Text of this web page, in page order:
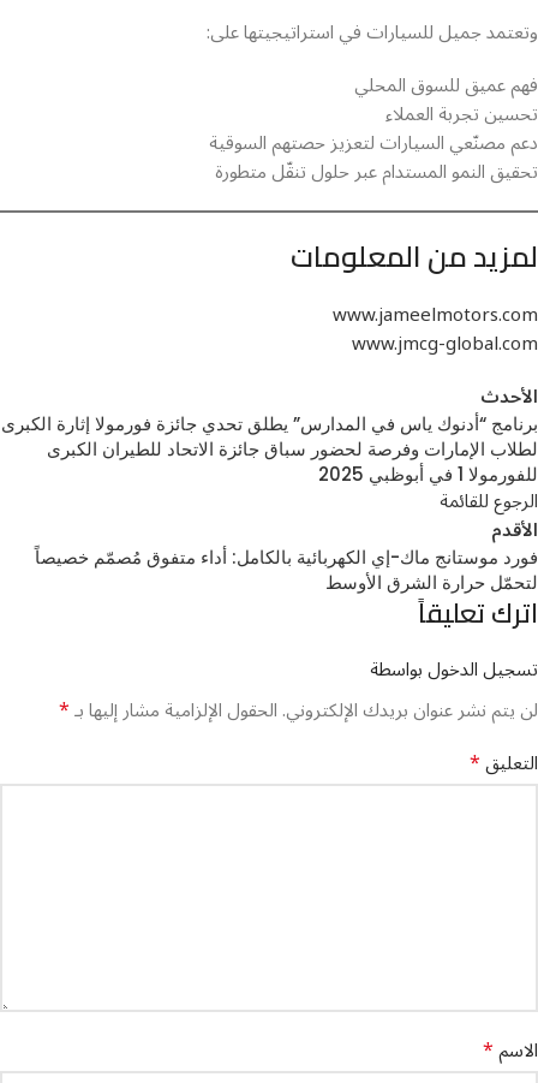
وتعتمد جميل للسيارات في استراتيجيتها على:
فهم عميق للسوق المحلي
تحسين تجربة العملاء
دعم مصنّعي السيارات لتعزيز حصتهم السوقية
تحقيق النمو المستدام عبر حلول تنقّل متطورة
لمزيد من المعلومات
www.jameelmotors.com
www.jmcg-global.com
الأحدث
برنامج “أدنوك ياس في المدارس” يطلق تحدي جائزة فورمولا إثارة الكبرى
لطلاب الإمارات وفرصة لحضور سباق جائزة الاتحاد للطيران الكبرى
للفورمولا 1 في أبوظبي 2025
الرجوع للقائمة
الأقدم
فورد موستانج ماك-إي الكهربائية بالكامل: أداء متفوق مُصمّم خصيصاً
لتحمّل حرارة الشرق الأوسط
اترك تعليقاً
تسجيل الدخول بواسطة
لن يتم نشر عنوان بريدك الإلكتروني.الحقول الإلزامية مشار إليها بـ*
التعليق*
الاسم*